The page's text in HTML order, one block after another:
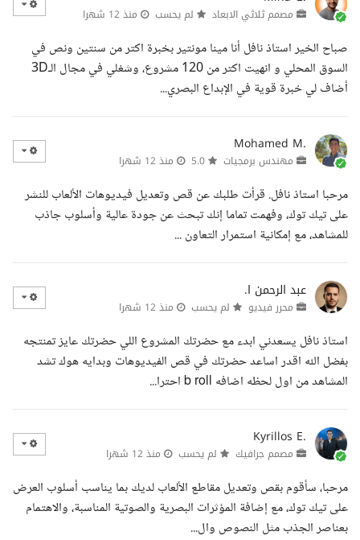
مصمم ثلاثي الابعاد لم يحسب منذ 12 شهرا
صباح الخير استاذ نافل أنا مينا مونتير بخبرة اكتر من سنتين ونص في
السوق المحلي و انهيت اكتر من 120 مشروع، وشغلي في مجال الـ3D
أضاف لي خبرة قوية في الإبداع البصري...
Mohamed M.
مهندس برمجيات منذ 12 شهرا
مرحبا استاذ نافل. قرأت طلبك عن قص وتعديل فيديوهات الألعاب للنشر
على تيك توك، وفهمت تماما إنك تبحث عن جودة عالية وأسلوب جاذب
للمشاهد، مع إمكانية استمرار التعاون ...
عبد الرحمن ا.
محرر فيديو لم يحسب منذ 12 شهرا
استاذ نافل يسعدني ابدء مع حضرتك المشروع اللي حضرتك عايز تمنتجه
بفضل الله اقدر اساعد حضرتك في قص الفيديوهات وبدايه هوك تشد
المشاهد من اول لحظه اضافه b roll احترا...
Kyrillos E.
مصمم جرافيك لم يحسب منذ 12 شهرا
مرحبا، سأقوم بقص وتعديل مقاطع الألعاب لديك بما يناسب أسلوب العرض
على تيك توك، مع إضافة المؤثرات البصرية والصوتية المناسبة، والاهتمام
بعناصر الجذب مثل النصوص وال...